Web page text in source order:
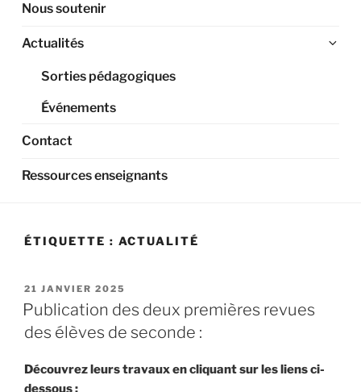
Nous soutenir
Actualités
Sorties pédagogiques
Événements
Contact
Ressources enseignants
ÉTIQUETTE : ACTUALITÉ
PUBLIÉ
LE
21 JANVIER 2025
Publication des deux premières revues
des élèves de seconde :
Découvrez leurs travaux en cliquant sur les liens ci-
dessous :